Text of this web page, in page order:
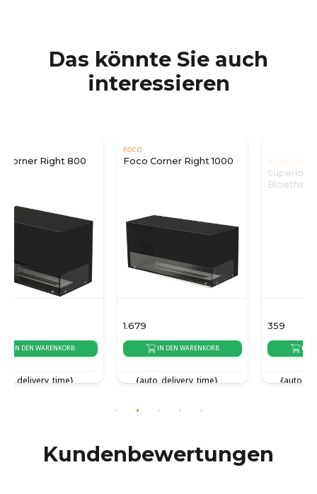
Das könnte Sie auch
interessieren
Foco Corner Right 1000
IN DEN WARENKORB
{auto_delivery_time}
Superior 2,5 Liter
Brennkammer 45 cm
IN DEN WARENKORB
{auto_delivery_time}
Kundenbewertungen